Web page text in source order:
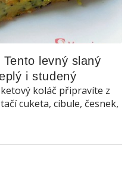
levný slaný
i studený
koláč připravíte z
cuketa, cibule, česnek,